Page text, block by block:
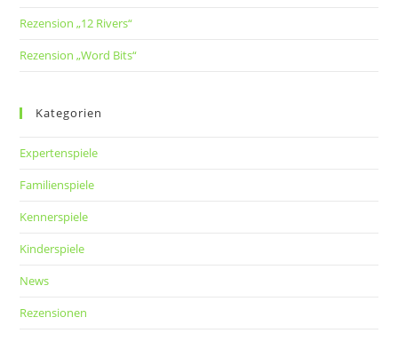
Rezension „12 Rivers“
Rezension „Word Bits“
Kategorien
Expertenspiele
Familienspiele
Kennerspiele
Kinderspiele
News
Rezensionen